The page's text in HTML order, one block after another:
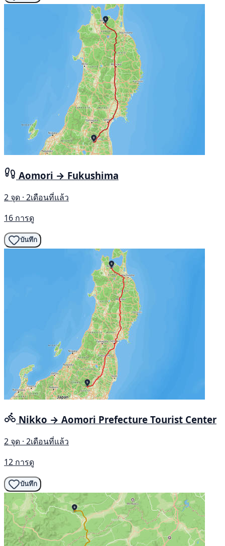
Aomori → Fukushima
2 จุด · 2เดือนที่แล้ว
16 การดู
บันทึก
Nikko → Aomori Prefecture Tourist Center
2 จุด · 2เดือนที่แล้ว
12 การดู
บันทึก